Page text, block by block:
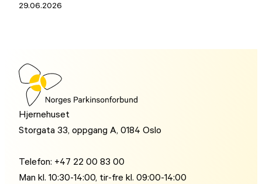
29.06.2026
Hjernehuset
Storgata 33, oppgang A, 0184 Oslo
Telefon: +47 22 00 83 00
Man kl. 10:30-14:00, tir-fre kl. 09:00-14:00